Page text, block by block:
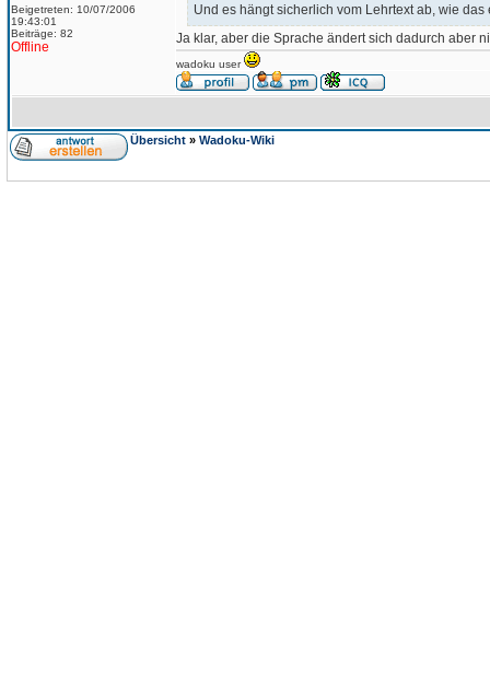
Beigetreten: 10/07/2006
19:43:01
Beiträge: 82
Offline
Und es hängt sicherlich vom Lehrtext ab, wie
Ja klar, aber die Sprache ändert sich dadurch aber
wadoku user
Übersicht » Wadoku-Wiki